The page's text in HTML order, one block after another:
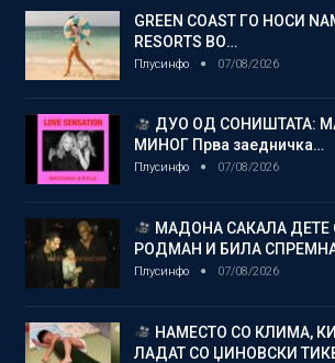
GREEN COAST ГО НОСИ
RESORTS ВО…
Плусинфо 07/08/2026
ДУО ОД СОНИШТАТА:
МИНОГ Прва заедничка…
Плусинфо 07/08/2026
МАДОНА САКАЛА
РОДМАН И БИЛА
Плусинфо 07/08/2026
НАМЕСТО СО КЛИМА,
ЛАДАТ СО ЏИНОВСКИ